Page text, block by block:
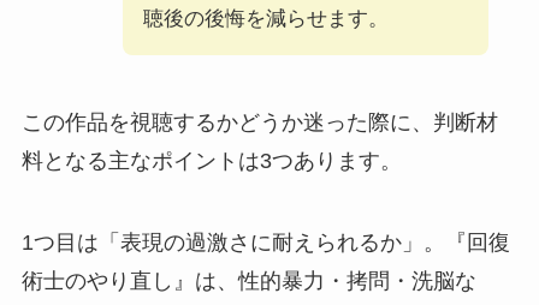
聴後の後悔を減らせます。
この作品を視聴するかどうか迷った際に、判断材
料となる主なポイントは3つあります。
1つ目は「表現の過激さに耐えられるか」。『回復
術士のやり直し』は、性的暴力・拷問・洗脳な